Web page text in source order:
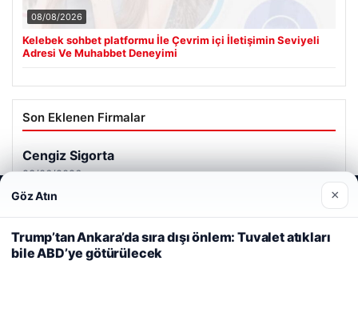
08/08/2026
Kelebek sohbet platformu İle Çevrim içi İletişimin Seviyeli
Adresi Ve Muhabbet Deneyimi
Son Eklenen Firmalar
Cengiz Sigorta
23/06/2026
Web sitemizi nasıl kullandığınızı daha iyi anlayabilmek,
deneyiminizi kişiselleştirmek ve geliştirmek amacıyla çerezler
kullanıyoruz.Çerez Politikamız
Reddet Kabul Et
Göz Atın ×
Trump’tan Ankara’da sıra dışı önlem: Tuvalet atıkları
bile ABD’ye götürülecek